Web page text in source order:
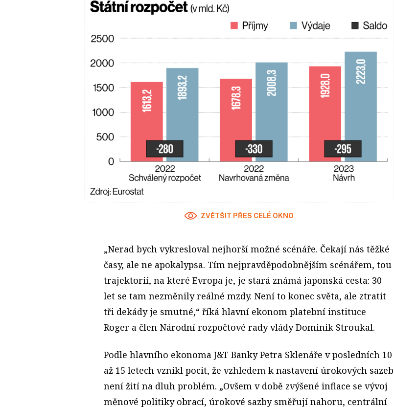
ZVĚTŠIT PŘES CELÉ OKNO
„Nerad bych vykresloval nejhorší možné scénáře. Čekají nás těžké
časy, ale ne apokalypsa. Tím nejpravděpodobnějším scénářem, tou
trajektorií, na které Evropa je, je stará známá japonská cesta: 30
let se tam nezměnily reálné mzdy. Není to konec světa, ale ztratit
tři dekády je smutné,“ říká hlavní ekonom platební instituce
Roger a člen Národní rozpočtové rady vlády Dominik Stroukal.
Podle hlavního ekonoma J&T Banky Petra Sklenáře v posledních 10
až 15 letech vznikl pocit, že vzhledem k nastavení úrokových sazeb
není žití na dluh problém. „Ovšem v době zvýšené inflace se vývoj
měnové politiky obrací, úrokové sazby směřují nahoru, centrální